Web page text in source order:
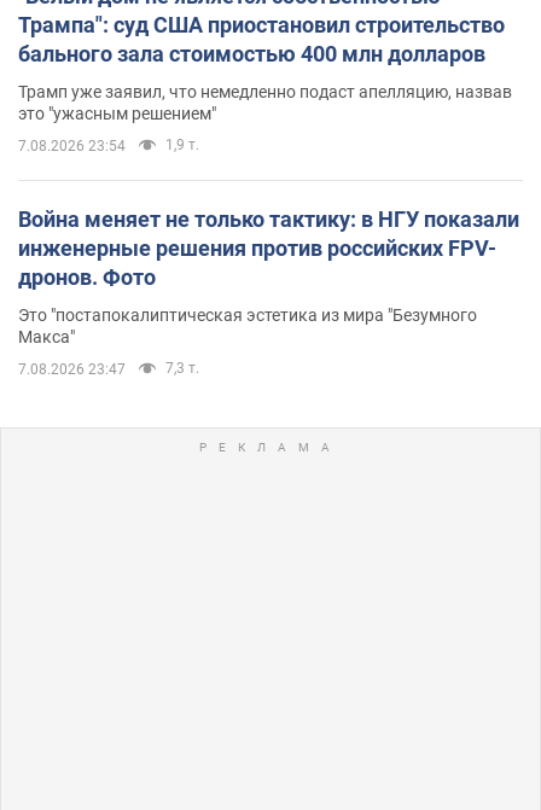
Трампа": суд США приостановил строительство
бального зала стоимостью 400 млн долларов
Трамп уже заявил, что немедленно подаст апелляцию, назвав
это "ужасным решением"
7.08.2026 23:54 1,9 т.
Война меняет не только тактику: в НГУ показали
инженерные решения против российских FPV-
дронов. Фото
Это "постапокалиптическая эстетика из мира "Безумного
Макса"
7.08.2026 23:47 7,3 т.